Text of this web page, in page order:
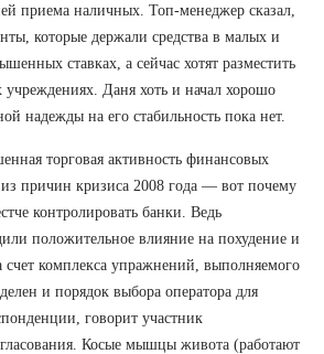
приема наличных. Топ-менеджер сказал,
которые держали средства в малых и
ставках, а сейчас хотят разместить
Даня хоть и начал хорошо
надежды на его стабильность пока нет.
торговая активность финансовых
причин кризиса 2008 года — вот почему
контролировать банки. Ведь
положительное влияние на похудение и
комплекса упражнений, выполняемого
и порядок выбора оператора для
говорит участник
Косые мышцы живота (работают